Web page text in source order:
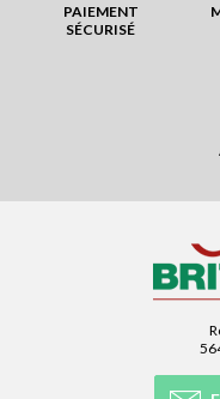
PAIEMENT
SÉCURISÉ